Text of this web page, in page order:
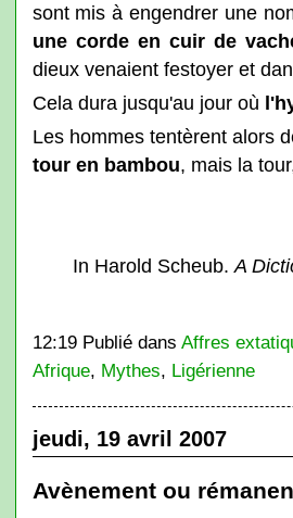
sont mis à engendrer une
une corde en cuir de
dieux venaient festoyer et
Cela dura jusqu'au jour où
Les hommes tentèrent alors
tour en bambou, mais la
In Harold Scheub. A
12:19 Publié dans Affres
Afrique, Mythes, Ligérienne
jeudi, 19 avril 2007
Avènement ou